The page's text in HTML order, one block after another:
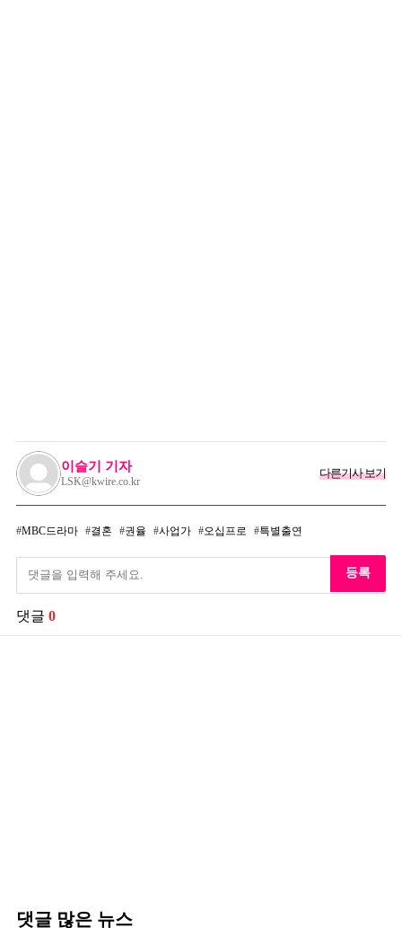
이슬기 기자
LSK@kwire.co.kr
다른기사 보기
MBC드라마 결혼 권율 사업가 오십프로 특별출연
등록
댓글 0
댓글 많은 뉴스